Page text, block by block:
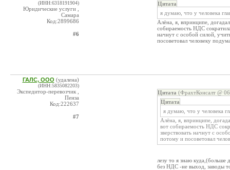
(ИНН:6318191904)
Юридические услуги ,
Самара
Код:2899686
#6
Цитата
я думаю, что у человека
Алёна, я, впринципе,
собираемость НДС
начнут с особой силой,
посоветовал человеку
ГАЛС, ООО (удалена)
(ИНН:5835082203)
Экспедитор-перевозчик ,
Пенза
Код:222637
#7
Цитата (ФрахтКонсалт @
Цитата
я думаю, что у человека
Алёна, я, впринципе,
вот собираемость НДС
зверствовать начнут с
потому и посоветовал
лезу то я знаю куда,(больше
без НДС -не выход, заводы